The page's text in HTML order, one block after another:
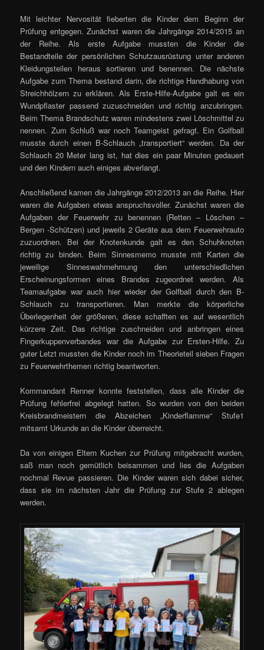
Mit leichter Nervosität fieberten die Kinder dem Beginn der
Prüfung entgegen. Zunächst waren die Jahrgänge 2014/2015 an
der Reihe. Als erste Aufgabe mussten die Kinder die
Bestandteile der persönlichen Schutzausrüstung unter anderen
Kleidungsteilen heraus sortieren und benennen. Die nächste
Aufgabe zum Thema bestand darin, die richtige Handhabung von
Streichhölzern zu erklären. Als Erste-Hilfe-Aufgabe galt es ein
Wundpflaster passend zuzuschneiden und richtig anzubringen.
Beim Thema Brandschutz waren mindestens zwei Löschmittel zu
nennen. Zum Schluß war noch Teamgeist gefragt. Ein Golfball
musste durch einen B-Schlauch „transportiert“ werden. Da der
Schlauch 20 Meter lang ist, hat dies ein paar Minuten gedauert
und den Kindern auch einiges abverlangt.
Anschließend kamen die Jahrgänge 2012/2013 an die Reihe. Hier
waren die Aufgaben etwas anspruchsvoller. Zunächst waren die
Aufgaben der Feuerwehr zu benennen (Retten – Löschen –
Bergen -Schützen) und jeweils 2 Geräte aus dem Feuerwehrauto
zuzuordnen. Bei der Knotenkunde galt es den Schuhknoten
richtig zu binden. Beim Sinnesmemo musste mit Karten die
jeweilige Sinneswahrnehmung den unterschiedlichen
Erscheinungsformen eines Brandes zugeordnet werden. Als
Teamaufgabe war auch hier wieder der Golfball durch den B-
Schlauch zu transportieren. Man merkte die körperliche
Überlegenheit der größeren, diese schafften es auf wesentlich
kürzere Zeit. Das richtige zuschneiden und anbringen eines
Fingerkuppenverbandes war die Aufgabe zur Ersten-Hilfe. Zu
guter Letzt mussten die Kinder noch im Theorieteil sieben Fragen
zu Feuerwehrthemen richtig beantworten.
Kommandant Renner konnte feststellen, dass alle Kinder die
Prüfung fehlerfrei abgelegt hatten. So wurden von den beiden
Kreisbrandmeistern die Abzeichen „Kinderflamme“ Stufe1
mitsamt Urkunde an die Kinder überreicht.
Da von einigen Eltern Kuchen zur Prüfung mitgebracht wurden,
saß man noch gemütlich beisammen und lies die Aufgaben
nochmal Revue passieren. Die Kinder waren sich dabei sicher,
dass sie im nächsten Jahr die Prüfung zur Stufe 2 ablegen
werden.